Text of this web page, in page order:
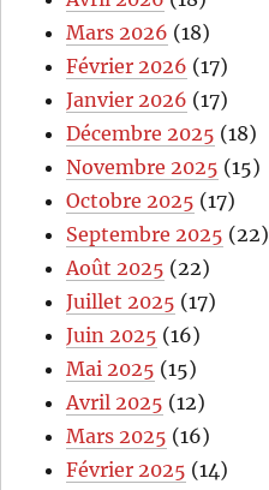
Mars 2026 (18)
Février 2026 (17)
Janvier 2026 (17)
Décembre 2025 (18)
Novembre 2025 (15)
Octobre 2025 (17)
Septembre 2025 (22)
Août 2025 (22)
Juillet 2025 (17)
Juin 2025 (16)
Mai 2025 (15)
Avril 2025 (12)
Mars 2025 (16)
Février 2025 (14)